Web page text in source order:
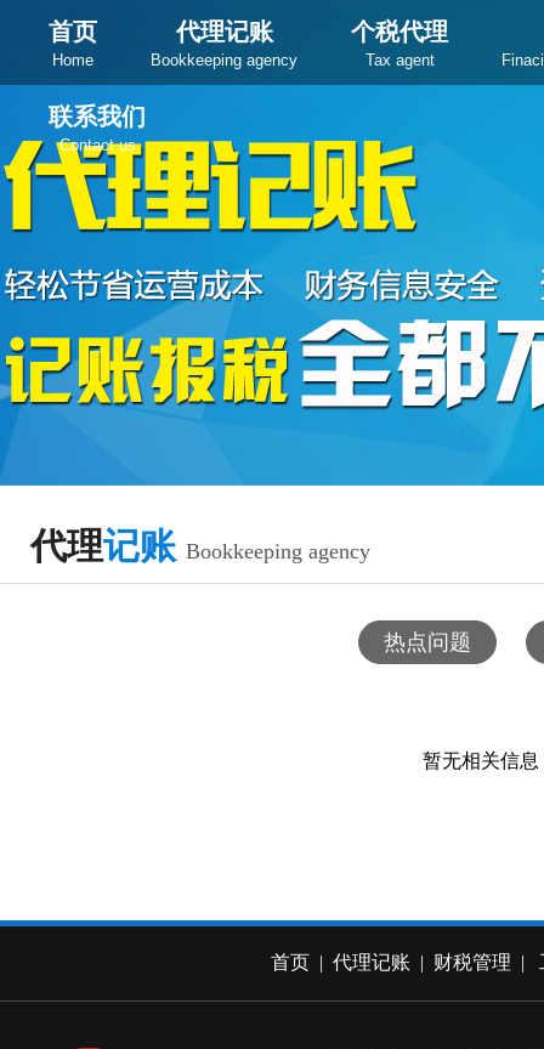
首页
Home
代理记账
Bookkeeping agency
个税代理
Tax agent
联系我们
Contact us
代理记账 Bookkeeping agency
热点问题
暂无相关信息
首页 | 代理记账 | 财税管理 |